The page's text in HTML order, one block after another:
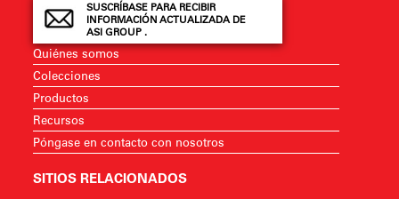
SUSCRÍBASE PARA RECIBIR
INFORMACIÓN ACTUALIZADA DE
ASI GROUP .
Quiénes somos
Colecciones
Productos
Recursos
Póngase en contacto con nosotros
SITIOS RELACIONADOS